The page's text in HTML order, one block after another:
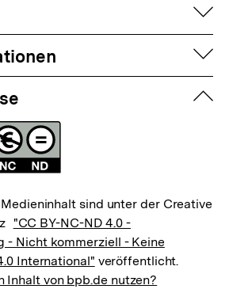
sind unter der Creative
"CC BY-NC-ND 4.0 -
- Nicht kommerziell - Keine
International" veröffentlicht.
Inhalt von bpb.de nutzen?